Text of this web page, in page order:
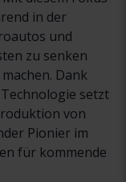
in der
und
zu senken
Dank
setzt
von
Pionier im
für kommende